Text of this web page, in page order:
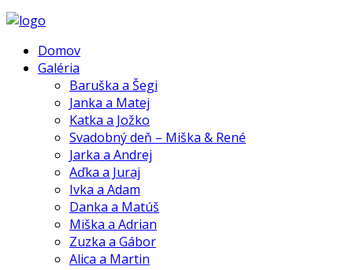
Domov
Galéria
Baruška a Šegi
Janka a Matej
Katka a Jožko
Svadobný deň – Miška & René
Jarka a Andrej
Aďka a Juraj
Ivka a Adam
Danka a Matúš
Miška a Adrian
Zuzka a Gábor
Alica a Martin